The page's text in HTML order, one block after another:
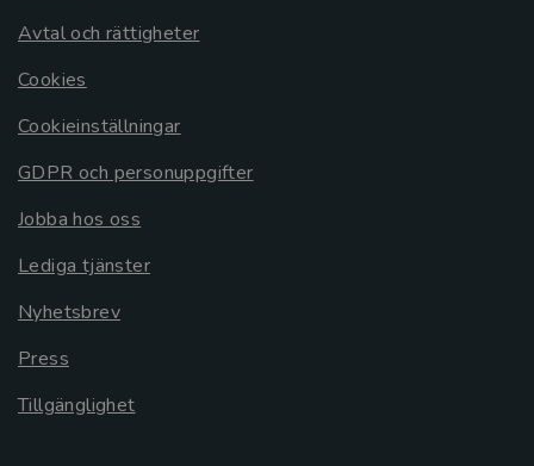
Avtal och rättigheter
Cookies
Cookieinställningar
GDPR och personuppgifter
Jobba hos oss
Lediga tjänster
Nyhetsbrev
Press
Tillgänglighet